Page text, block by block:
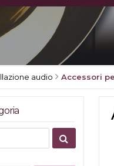
audio Accessori